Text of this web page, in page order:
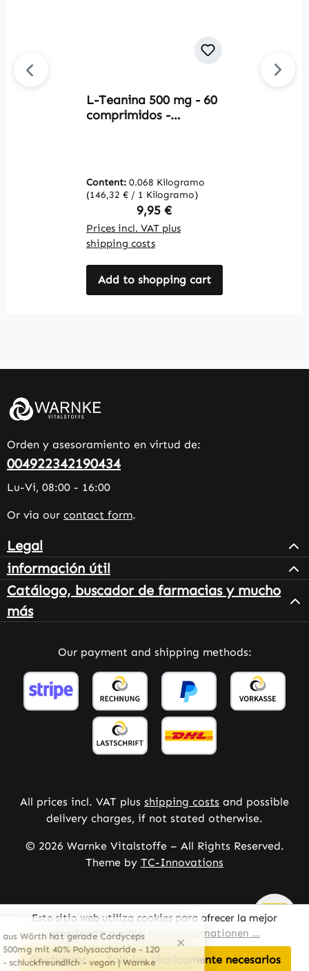
L-Teanina 500 mg - 60
comprimidos -
Content: 0.068 Kilogramo
(146,32 € / 1 Kilogramo)
Regular price:
9,95 €
Prices incl. VAT plus
shipping costs
Add to shopping cart
Orden y asesoramiento en virtud de:
004922342190434
Lu-Vi, 08:00 - 16:00
Or via our contact form.
Legal
información útil
Catálogo, buscador de farmacias y mucho
más
Our payment and shipping methods:
All prices incl. VAT plus shipping costs and possible
delivery charges, if not stated otherwise.
© 2026 Warnke Vitalstoffe – All Rights Reserved.
Theme by TC-Innovations
Este sitio web utiliza cookies para ofrecer la mejor
experiencia posible.
Mehr Informationen ...
Solo los técnicamente necesarios
Configurar